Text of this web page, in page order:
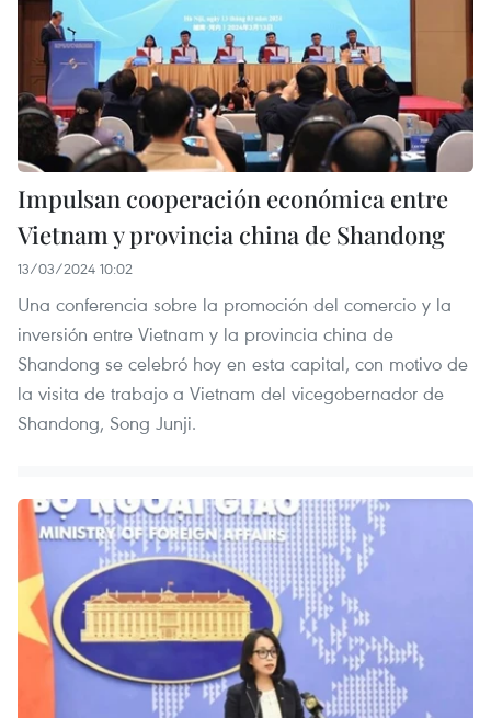
Impulsan cooperación económica entre
Vietnam y provincia china de Shandong
13/03/2024 10:02
Una conferencia sobre la promoción del comercio y la
inversión entre Vietnam y la provincia china de
Shandong se celebró hoy en esta capital, con motivo de
la visita de trabajo a Vietnam del vicegobernador de
Shandong, Song Junji.